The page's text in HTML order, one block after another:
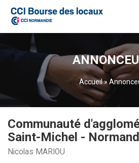
Accueil»
Communauté
Saint-Michel -
Nicolas MARIOU